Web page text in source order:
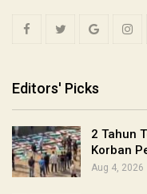
Editors' Picks
2 Tahun
Korban
Aug 4, 2026